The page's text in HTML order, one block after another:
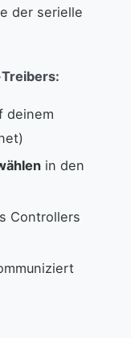
der serielle
deinem
in den
Controllers